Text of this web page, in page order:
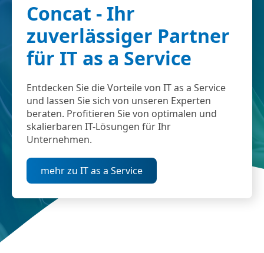
Concat - Ihr
zuverlässiger Partner
für IT as a Service
Entdecken Sie die Vorteile von IT as a Service
und lassen Sie sich von unseren Experten
beraten. Profitieren Sie von optimalen und
skalierbaren IT-Lösungen für Ihr
Unternehmen.
mehr zu IT as a Service